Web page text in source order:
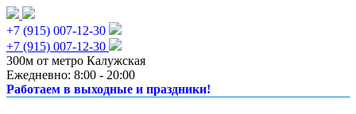
+7 (915) 007-12-30
+7 (915) 007-12-30
300м от метро Калужская
Ежедневно: 8:00 - 20:00
Работаем в выходные и праздники!